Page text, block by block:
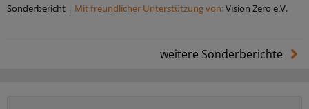
Sonderbericht | Mit freundlicher Unterstützung von:Vision Zero e.V.
weitere Sonderberichte